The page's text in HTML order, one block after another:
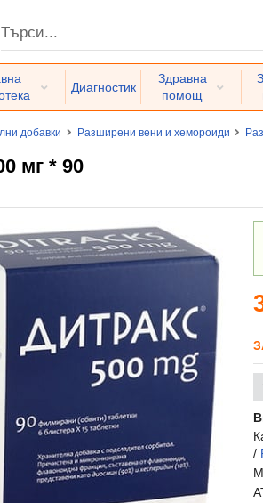
Диагностик
Здравна
помощ
добавки Разширени вени и хемороиди
мг * 90
/